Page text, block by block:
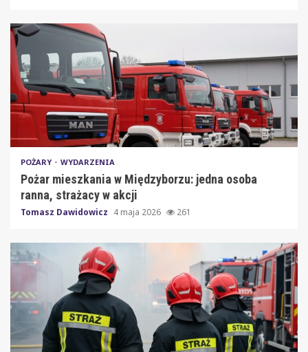
POŻARY WYDARZENIA
Pożar mieszkania w Międzyborzu: jedna osoba
ranna, strażacy w akcji
Tomasz Dawidowicz 4 maja 2026 261